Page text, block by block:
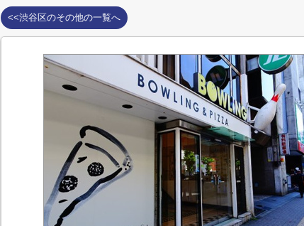
<<渋谷区のその他の一覧へ